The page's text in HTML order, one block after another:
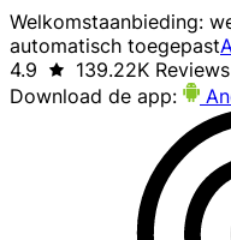
Welkomstaanbieding:
automatisch toegepast
4.9
139.22K Reviews
Download de app: